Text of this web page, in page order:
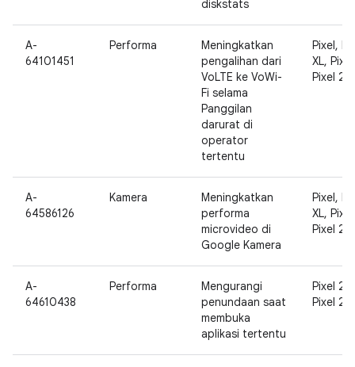
diskstats
A-
64101451
Performa
Meningkatkan
pengalihan dari
VoLTE ke VoWi-
Fi selama
Panggilan
darurat di
operator
tertentu
Pixel,
XL,
Pixel 2
A-
64586126
Kamera
Meningkatkan
performa
microvideo di
Google Kamera
Pixel,
XL,
Pixel 2
A-
64610438
Performa
Mengurangi
penundaan saat
membuka
aplikasi tertentu
Pixel 2,
Pixel 2